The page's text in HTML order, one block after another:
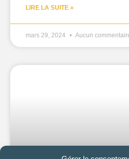
LIRE LA SUITE »
mars 29, 2024 Aucun